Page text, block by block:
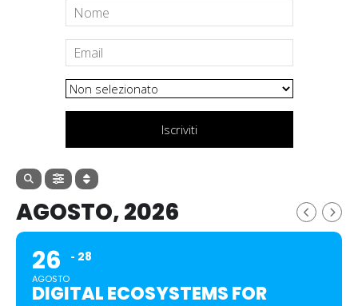
Iscriviti
AGOSTO, 2026
26
AGOSTO
28
DIGITAL ECOSYSTEMS FOR